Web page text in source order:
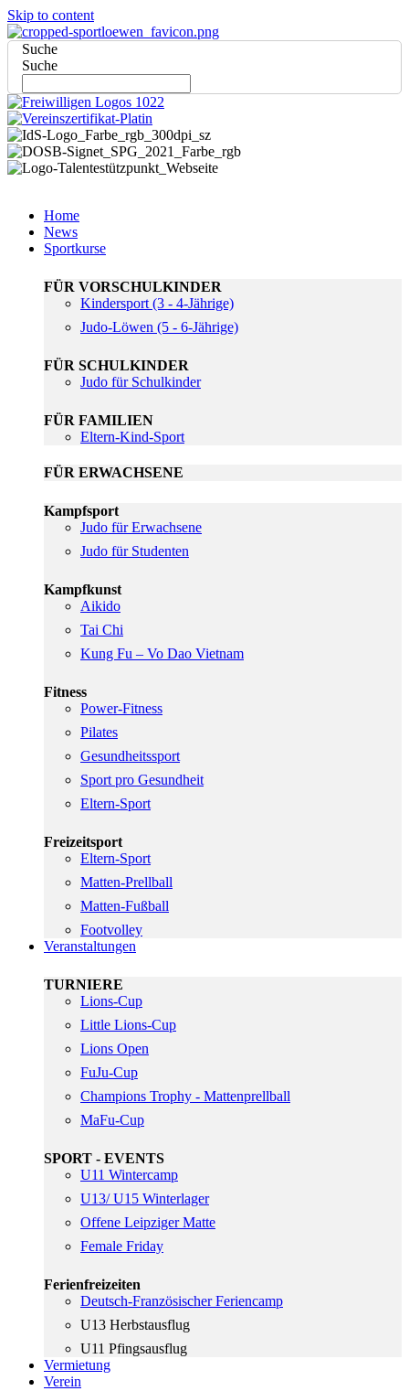
Skip to content
Suche
Suche
Home
News
Sportkurse
FÜR VORSCHULKINDER
Kindersport (3 - 4-Jährige)
Judo-Löwen (5 - 6-Jährige)
FÜR SCHULKINDER
Judo für Schulkinder
FÜR FAMILIEN
Eltern-Kind-Sport
FÜR ERWACHSENE
Kampfsport
Judo für Erwachsene
Judo für Studenten
Kampfkunst
Aikido
Tai Chi
Kung Fu – Vo Dao Vietnam
Fitness
Power-Fitness
Pilates
Gesundheitssport
Sport pro Gesundheit
Eltern-Sport
Freizeitsport
Eltern-Sport
Matten-Prellball
Matten-Fußball
Footvolley
Veranstaltungen
TURNIERE
Lions-Cup
Little Lions-Cup
Lions Open
FuJu-Cup
Champions Trophy - Mattenprellball
MaFu-Cup
SPORT - EVENTS
U11 Wintercamp
U13/ U15 Winterlager
Offene Leipziger Matte
Female Friday
Ferienfreizeiten
Deutsch-Französischer Feriencamp
U13 Herbstausflug
U11 Pfingsausflug
Vermietung
Verein